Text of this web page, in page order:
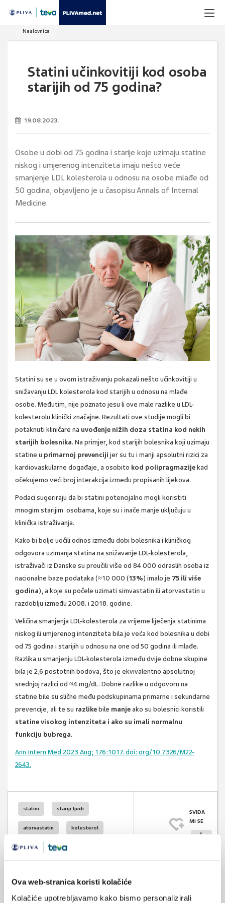
Ova web-stranica koristi kolačiće
Kolačiće upotrebljavamo kako bismo personalizirali
Naslovnica
Statini učinkovitiji kod osoba
starijih od 75 godina?
19.08.2023.
Osobe u dobi od 75 godina i starije koje uzimaju statine
niskog i umjerenog intenziteta imaju nešto veće
smanjenje LDL kolesterola u odnosu na osobe mlađe od
50 godina, objavljeno je u časopisu Annals of Internal
Medicine.
Statini su se u ovom istraživanju pokazali nešto učinkovitiji u
snižavanju LDL kolesterola kod starijih u odnosu na mlađe
osobe. Međutim, nije poznato jesu li ove male razlike u LDL-
kolesterolu klinički značajne. Rezultati ove studije mogli bi
potaknuti kliničare na uvođenje nižih doza statina kod nekih
starijih bolesnika. Na primjer, kod starijih bolesnika koji uzimaju
statine u primarnoj prevenciji jer su tu i manji apsolutni rizici za
kardiovaskularne događaje, a osobito kod polipragmazijekad
očekujemo veći broj interakcija između propisanih lijekova.
Podaci sugeriraju da bi statini potencijalno mogli koristiti
mnogim starijim osobama, koje su i inače manje uključuju u
klinička istraživanja.
Kako bi bolje uočili odnos između dobi bolesnika i kliničkog
odgovora uzimanja statina na snižavanje LDL-kolesterola,
istraživači iz Danske su proučili više od 84 000 odraslih osoba iz
nacionalne baze podataka (≈10 000 (13%) imalo je 75 ili više
godina), a koje su počele uzimati simvastatin ili atorvastatin u
razdoblju između 2008. i 2018. godine.
Veličina smanjenja LDL-kolesterola za vrijeme liječenja statinima
niskog ili umjerenog intenziteta bila je veća kod bolesnika u dobi
od 75 godina i starijih u odnosu na one od 50 godina ili mlađe.
Razlika u smanjenju LDL-kolesterola između dvije dobne skupine
bila je 2,6 postotnih bodova, što je ekvivalentno apsolutnoj
srednjoj razlici od ≈4 mg/dL. Dobne razlike u odgovoru na
statine bile su slične među podskupinama primarne i sekundarne
prevencije, ali te su razlikebile manjeako su bolesnici koristili
statine visokog intenziteta i ako su imali normalnu
funkciju bubrega.
Ann Intern Med 2023 Aug; 176:1017. doi: org/10.7326/M22-
2643.
statini stariji ljudi
atorvastatin kolesterol
ldl polipragmazija
SVIĐA
MI SE
1